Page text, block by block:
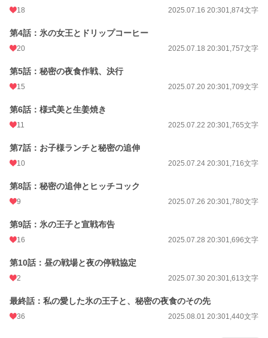
更新日時
初回完結日時
週間ポイント 140 pt (29,604 位)
月間ポイント
年間ポイント 14,256 pt (25,124 位)
18 2025.07.16 20:301,874文字
第4話：氷の女王とドリップコーヒー
20 2025.07.18 20:301,757文字
第5話：秘密の夜食作戦、決行
15 2025.07.20 20:301,709文字
第6話：様式美と生姜焼き
11 2025.07.22 20:301,765文字
第7話：お子様ランチと秘密の追伸
10 2025.07.24 20:301,716文字
第8話：秘密の追伸とヒッチコック
9 2025.07.26 20:301,780文字
第9話：氷の王子と宣戦布告
16 2025.07.28 20:301,696文字
第10話：昼の戦場と夜の停戦協定
2 2025.07.30 20:301,613文字
最終話：私の愛した氷の王子と、秘密の夜食のその先
36 2025.08.01 20:301,440文字